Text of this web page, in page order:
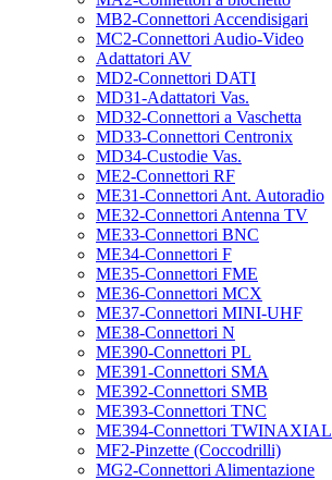
MB2-Connettori Accendisigari
MC2-Connettori Audio-Video
Adattatori AV
MD2-Connettori DATI
MD31-Adattatori Vas.
MD32-Connettori a Vaschetta
MD33-Connettori Centronix
MD34-Custodie Vas.
ME2-Connettori RF
ME31-Connettori Ant. Autoradio
ME32-Connettori Antenna TV
ME33-Connettori BNC
ME34-Connettori F
ME35-Connettori FME
ME36-Connettori MCX
ME37-Connettori MINI-UHF
ME38-Connettori N
ME390-Connettori PL
ME391-Connettori SMA
ME392-Connettori SMB
ME393-Connettori TNC
ME394-Connettori TWINAXIAL
MF2-Pinzette (Coccodrilli)
MG2-Connettori Alimentazione